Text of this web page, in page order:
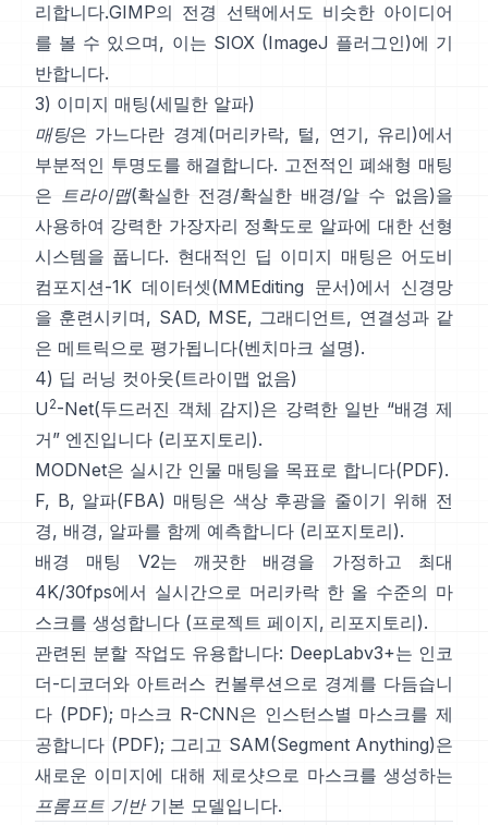
리합니다.GIMP의 전경 선택에서도 비슷한 아이디어
를 볼 수 있으며, 이는 SIOX (ImageJ 플러그인)에 기
반합니다.
3) 이미지 매팅(세밀한 알파)
매팅은 가느다란 경계(머리카락, 털, 연기, 유리)에서
부분적인 투명도를 해결합니다. 고전적인 폐쇄형 매팅
은 트라이맵(확실한 전경/확실한 배경/알 수 없음)을
사용하여 강력한 가장자리 정확도로 알파에 대한 선형
시스템을 풉니다. 현대적인 딥 이미지 매팅은 어도비
컴포지션-1K 데이터셋(MMEditing 문서)에서 신경망
을 훈련시키며, SAD, MSE, 그래디언트, 연결성과 같
은 메트릭으로 평가됩니다(벤치마크 설명).
4) 딥 러닝 컷아웃(트라이맵 없음)
U 2-Net(두드러진 객체 감지)은 강력한 일반 “배경 제
거” 엔진입니다 (리포지토리).
MODNet은 실시간 인물 매팅을 목표로 합니다(PDF).
F, B, 알파(FBA) 매팅은 색상 후광을 줄이기 위해 전
경, 배경, 알파를 함께 예측합니다 (리포지토리).
배경 매팅 V2는 깨끗한 배경을 가정하고 최대
4K/30fps에서 실시간으로 머리카락 한 올 수준의 마
스크를 생성합니다 (프로젝트 페이지, 리포지토리).
관련된 분할 작업도 유용합니다: DeepLabv3+는 인코
더-디코더와 아트러스 컨볼루션으로 경계를 다듬습니
다 (PDF); 마스크 R-CNN은 인스턴스별 마스크를 제
공합니다 (PDF); 그리고 SAM(Segment Anything)은
새로운 이미지에 대해 제로샷으로 마스크를 생성하는
프롬프트 기반기본 모델입니다.